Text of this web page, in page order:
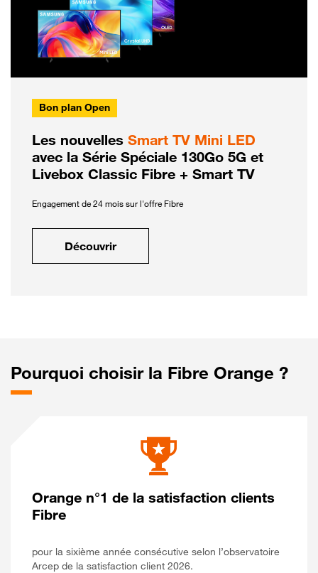
Bon plan Open
Les nouvelles Smart TV Mini LED
avec la Série Spéciale 130Go 5G et
Livebox Classic Fibre + Smart TV
Engagement de 24 mois sur l'offre Fibre
Découvrir
Pourquoi choisir la Fibre Orange ?
Orange n°1 de la satisfaction clients
Fibre
pour la sixième année consécutive selon l’observatoire
Arcep de la satisfaction client 2026.